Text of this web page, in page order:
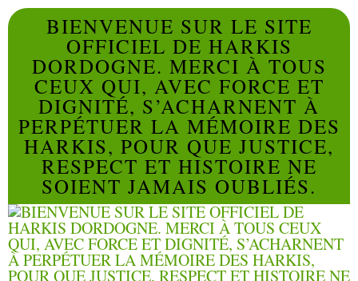
BIENVENUE SUR LE SITE
OFFICIEL DE HARKIS
DORDOGNE. MERCI À TOUS
CEUX QUI, AVEC FORCE ET
DIGNITÉ, S’ACHARNENT À
PERPÉTUER LA MÉMOIRE DES
HARKIS, POUR QUE JUSTICE,
RESPECT ET HISTOIRE NE
SOIENT JAMAIS OUBLIÉS.